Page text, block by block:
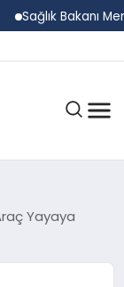
Bakanı
Yayaya